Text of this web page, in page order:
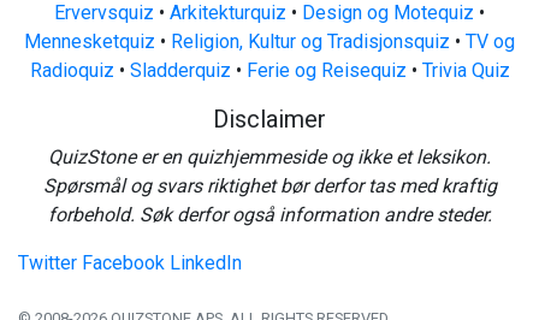
Ervervsquiz • Arkitekturquiz • Design og Motequiz •
Mennesketquiz • Religion, Kultur og Tradisjonsquiz • TV og
Radioquiz • Sladderquiz • Ferie og Reisequiz • Trivia Quiz
Disclaimer
QuizStone er en quizhjemmeside og ikke et leksikon.
Spørsmål og svars riktighet bør derfor tas med kraftig
forbehold. Søk derfor også information andre steder.
Twitter Facebook LinkedIn